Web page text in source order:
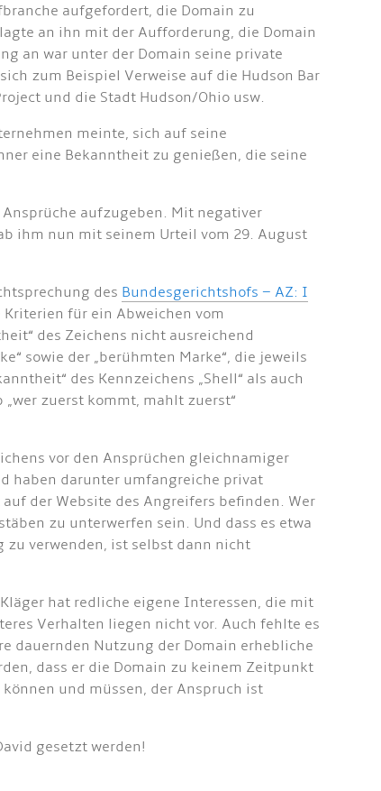
aufgefordert, die Domain zu
an ihn mit der Aufforderung, die Domain
an war unter der Domain seine private
zum Beispiel Verweise auf die Hudson Bar
und die Stadt Hudson/Ohio usw.
meinte, sich auf seine
eine Bekanntheit zu genießen, die seine
aufzugeben. Mit negativer
ihm nun mit seinem Urteil vom 29. August
des Bundesgerichtshofs – AZ: I
für ein Abweichen vom
des Zeichens nicht ausreichend
sowie der „berühmten Marke“, die jeweils
des Kennzeichens „Shell“ als auch
zuerst kommt, mahlt zuerst“
vor den Ansprüchen gleichnamiger
haben darunter umfangreiche privat
der Website des Angreifers befinden. Wer
zu unterwerfen sein. Und dass es etwa
zu verwenden, ist selbst dann nicht
hat redliche eigene Interessen, die mit
Verhalten liegen nicht vor. Auch fehlte es
dauernden Nutzung der Domain erhebliche
dass er die Domain zu keinem Zeitpunkt
und müssen, der Anspruch ist
gesetzt werden!